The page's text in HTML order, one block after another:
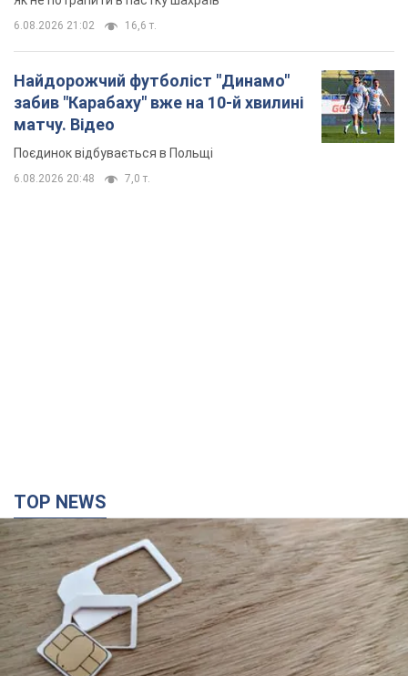
6.08.2026 21:02 16,6 т.
Найдорожчий футболіст "Динамо"
забив "Карабаху" вже на 10-й хвилині
матчу. Відео
Поєдинок відбувається в Польщі
6.08.2026 20:48 7,0 т.
TOP NEWS